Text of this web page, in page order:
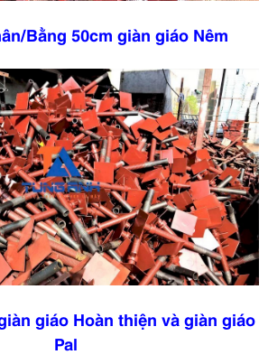
Bằng 50cm giàn giáo Nêm
giáo Hoàn thiện và giàn giáo
Pal